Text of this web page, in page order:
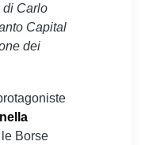
di Carlo
Capital
dei
le Borse